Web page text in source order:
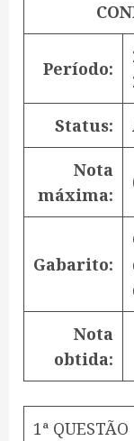
Período:
Status:
Nota
máxima:
Gabarito:
Nota
obtida:
1ª QUESTÃO